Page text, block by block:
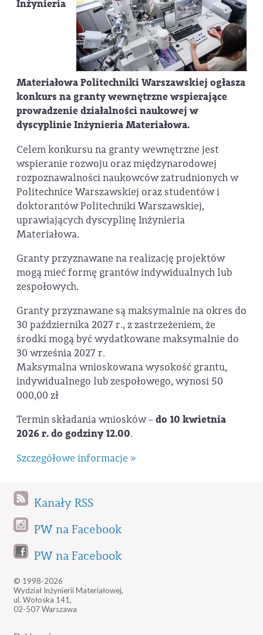
Inżynieria
Materiałowa Politechniki Warszawskiej ogłasza
konkurs na granty wewnętrzne wspierające
prowadzenie działalności naukowej w
dyscyplinie Inżynieria Materiałowa.
Celem konkursu na granty wewnętrzne jest
wspieranie rozwoju oraz międzynarodowej
rozpoznawalności naukowców zatrudnionych w
Politechnice Warszawskiej oraz studentów i
doktorantów Politechniki Warszawskiej,
uprawiających dyscyplinę Inżynieria
Materiałowa.
Granty przyznawane na realizację projektów
mogą mieć formę grantów indywidualnych lub
zespołowych.
Granty przyznawane są maksymalnie na okres do
30 października 2027 r., z zastrzeżeniem, że
środki mogą być wydatkowane maksymalnie do
30 września 2027 r.
Maksymalna wnioskowana wysokość grantu,
indywidualnego lub zespołowego, wynosi 50
000,00 zł
Termin składania wniosków –do 10 kwietnia
2026 r. do godziny 12.00.
Szczegółowe informacje »
Kanały RSS
PW na Facebook
PW na Facebook
© 1998-2026
Wydział Inżynierii Materiałowej,
ul. Wołoska 141,
02-507 Warszawa